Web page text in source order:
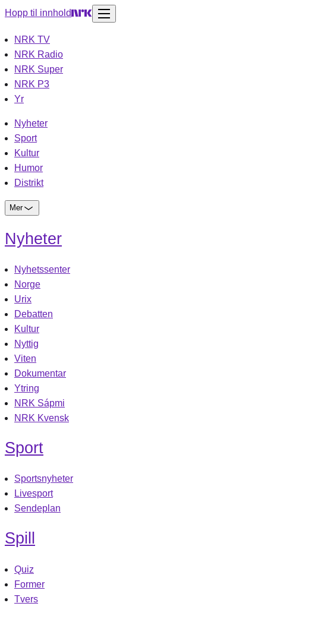
Hopp til innhold
NRK TV
NRK Radio
NRK Super
NRK P3
Yr
Nyheter
Sport
Kultur
Humor
Distrikt
Mer
Nyheter
Nyhetssenter
Norge
Urix
Debatten
Kultur
Nyttig
Viten
Dokumentar
Ytring
NRK Sápmi
NRK Kvensk
Sport
Sportsnyheter
Livesport
Sendeplan
Spill
Quiz
Former
Tvers